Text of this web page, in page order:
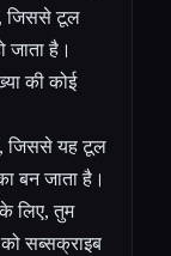
जिससे टूल
है।
की कोई
जिससे यह टूल
बन जाता है।
लिए, तुम
सब्सक्राइब